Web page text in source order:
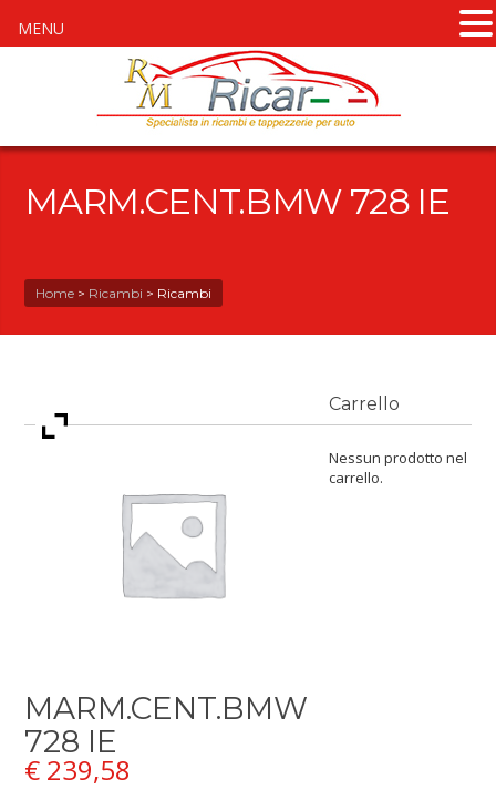
MARM.CENT.BMW 728 IE
Home > Ricambi > Ricambi
MARM.CENT.BMW
728 IE
€ 239,58
Carrello
Nessun prodotto nel
carrello.
MENU